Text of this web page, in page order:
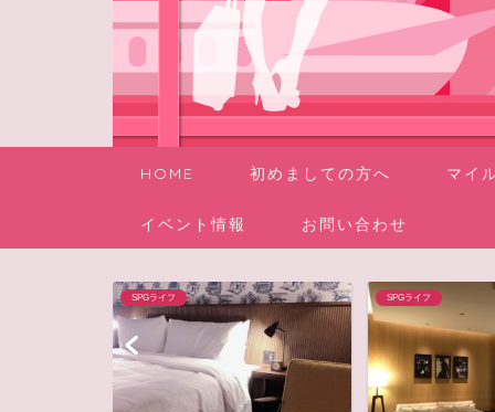
HOME 初めましての方へ マイ
イベント情報 お問い合わせ
SPGライフ Blog